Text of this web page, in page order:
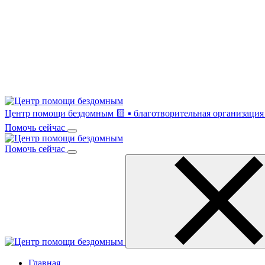
Центр помощи бездомным 🟨 ▪ благотворительная
Помочь сейчас
Помочь сейчас
Главная